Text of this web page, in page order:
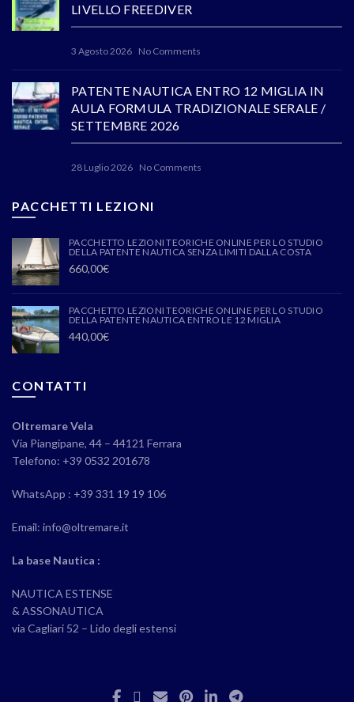
LIVELLO FREEDIVER
3 Agosto 2026 No Comments
PATENTE NAUTICA ENTRO 12 MIGLIA IN
AULA FORMULA TRADIZIONALE SERALE /
SETTEMBRE 2026
28 Luglio 2026 No Comments
PACCHETTI LEZIONI
PACCHETTO LEZIONI TEORICHE ONLINE PER LO STUDIO
DELLA PATENTE NAUTICA SENZA LIMITI DALLA COSTA
660,00€
PACCHETTO LEZIONI TEORICHE ONLINE PER LO STUDIO
DELLA PATENTE NAUTICA ENTRO LE 12 MIGLIA
440,00€
CONTATTI
Oltremare Vela
Via Piangipane, 44 – 44121 Ferrara
Telefono: +39 0532 201678
WhatsApp : +39 331 19 19 106
Email: info@oltremare.it
La base Nautica :
NAUTICA ESTENSE
& ASSONAUTICA
via Cagliari 52 – Lido degli estensi